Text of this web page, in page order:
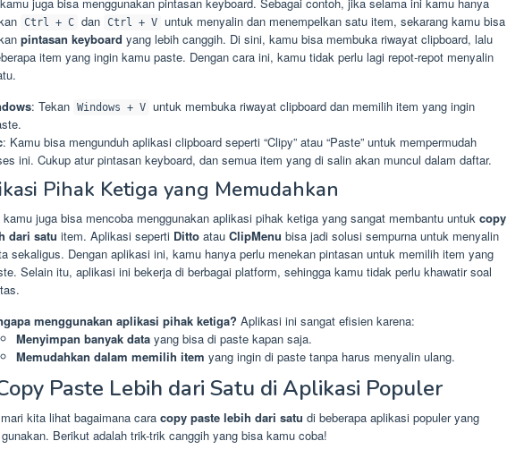
Ctrl + C dan Ctrl + V untuk menyalin dan menempelkan satu item, sekarang kamu bisa
pintasan keyboard yang lebih canggih. Di sini, kamu bisa membuka riwayat clipboard, lalu
item yang ingin kamu paste. Dengan cara ini, kamu tidak perlu lagi repot-repot menyalin
: Tekan Windows + V untuk membuka riwayat clipboard dan memilih item yang ingin
: Kamu bisa mengunduh aplikasi clipboard seperti “Clipy” atau “Paste” untuk mempermudah
ini. Cukup atur pintasan keyboard, dan semua item yang di salin akan muncul dalam daftar.
Pihak Ketiga yang Memudahkan
kamu juga bisa mencoba menggunakan aplikasi pihak ketiga yang sangat membantu untuk copy
dari satu item. Aplikasi seperti Ditto atau ClipMenu bisa jadi solusi sempurna untuk menyalin
sekaligus. Dengan aplikasi ini, kamu hanya perlu menekan pintasan untuk memilih item yang
Selain itu, aplikasi ini bekerja di berbagai platform, sehingga kamu tidak perlu khawatir soal
menggunakan aplikasi pihak ketiga? Aplikasi ini sangat efisien karena:
Menyimpan banyak data yang bisa di paste kapan saja.
Memudahkan dalam memilih item yang ingin di paste tanpa harus menyalin ulang.
Paste Lebih dari Satu di Aplikasi Populer
kita lihat bagaimana cara copy paste lebih dari satu di beberapa aplikasi populer yang
Berikut adalah trik-trik canggih yang bisa kamu coba!